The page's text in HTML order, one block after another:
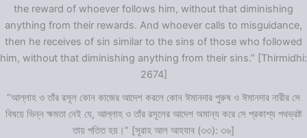
the reward of whoever follows him, without that diminishing
anything from their rewards. And whoever calls to misguidance,
then he receives of sin similar to the sins of those who followed
him, without that diminishing anything from their sins.” [Thirmidhi:
2674]
“আল্লাহ ও তাঁর রসূল কোন কাজের আদেশ করলে কোন ঈমানদার পুরুষ ও ঈমানদার নারীর সে
বিষয়ে ভিন্ন ক্ষমতা নেই যে, আল্লাহ ও তাঁর রসূলের আদেশ অমান্য করে সে প্রকাশ্য পথভ্রষ্ট
তায় পতিত হয়।” [সূরাহ আল আহযাব (৩৩): ৩৬]